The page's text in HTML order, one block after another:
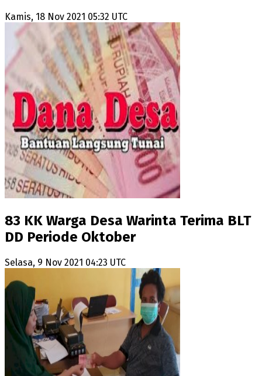
Kamis, 18 Nov 2021 05:32 UTC
83 KK Warga Desa Warinta Terima BLT
DD Periode Oktober
Selasa, 9 Nov 2021 04:23 UTC